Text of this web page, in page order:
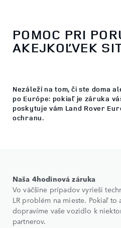
POMOC PRI
AKEJKOĽVEK
Nezáleží na tom, či ste doma
po Európe: pokiaľ je záruka
poskytuje vám Land Rover
ochranu.
Naša 4hodinová záruka
Vo väčšine prípadov vyrieši
LR problém na mieste. Pokiaľ to
dopravíme vaše vozidlo k
partnerov.